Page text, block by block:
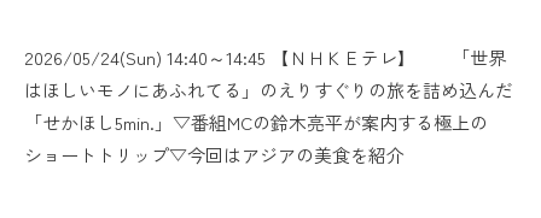
2026/05/24(Sun) 14:40～14:45 【ＮＨＫＥテレ】 「世界
はほしいモノにあふれてる」のえりすぐりの旅を詰め込んだ
「せかほし5min.」▽番組MCの鈴木亮平が案内する極上の
ショートトリップ▽今回はアジアの美食を紹介